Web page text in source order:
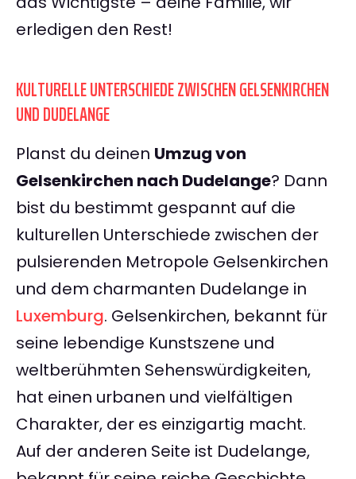
erledigen den Rest!
KULTURELLE UNTERSCHIEDE ZWISCHEN GELSENKIRCHEN
UND DUDELANGE
Planst du deinen Umzug von
Gelsenkirchen nach Dudelange? Dann
bist du bestimmt gespannt auf die
kulturellen Unterschiede zwischen der
pulsierenden Metropole Gelsenkirchen
und dem charmanten Dudelange in
Luxemburg. Gelsenkirchen, bekannt für
seine lebendige Kunstszene und
weltberühmten Sehenswürdigkeiten,
hat einen urbanen und vielfältigen
Charakter, der es einzigartig macht.
Auf der anderen Seite ist Dudelange,